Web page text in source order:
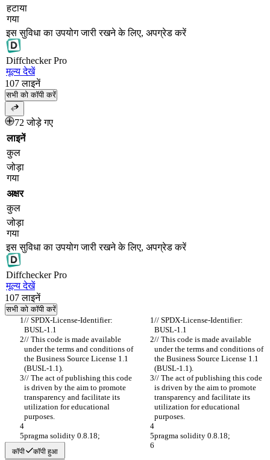
हटाया
गया
इस सुविधा का उपयोग जारी रखने के लिए, अपग्रेड करें
DiffcheckerPro
मूल्य देखें
107 लाइनें
सभी को कॉपी करें
72 जोड़े गए
लाइनें
कुल
जोड़ा
गया
अक्षर
कुल
जोड़ा
गया
इस सुविधा का उपयोग जारी रखने के लिए, अपग्रेड करें
DiffcheckerPro
मूल्य देखें
107 लाइनें
सभी को कॉपी करें
// SPDX-License-Identifier:
BUSL-1.1
// SPDX-License-Identifier:
BUSL-1.1
// This code is made available
under the terms and conditions of
the Business Source License 1.1
(BUSL-1.1).
// This code is made available
under the terms and conditions of
the Business Source License 1.1
(BUSL-1.1).
// The act of publishing this code
is driven by the aim to promote
transparency and facilitate its
utilization for educational
purposes.
// The act of publishing this code
is driven by the aim to promote
transparency and facilitate its
utilization for educational
purposes.
pragma solidity 0.8.18; pragma solidity 0.8.18;
कॉपी कॉपी हुआ